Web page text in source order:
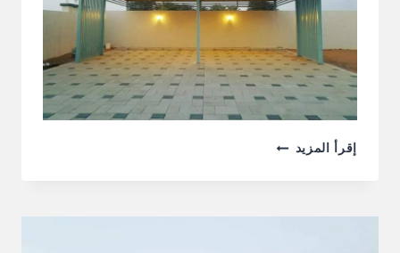
إقرأ المزيد تركيب
0555241770